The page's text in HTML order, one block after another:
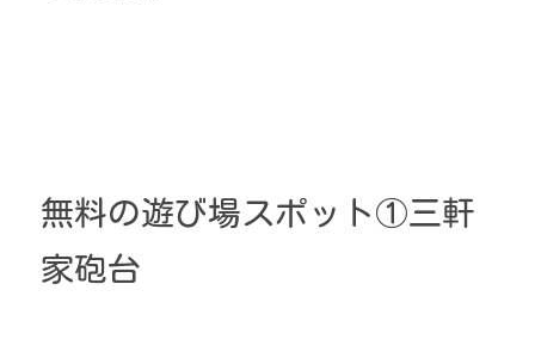
無料の遊び場スポット①三軒
家砲台